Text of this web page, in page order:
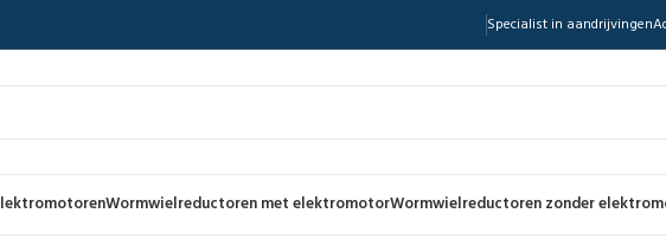
Specialist in aandrijvingen
Wormwielreductoren met elektromotorWormwielreductoren zonder